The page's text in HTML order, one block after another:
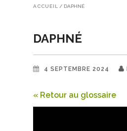
ACCUEIL / DAPHNÉ
DAPHNÉ
4 SEPTEMBRE 2024
« Retour au glossaire